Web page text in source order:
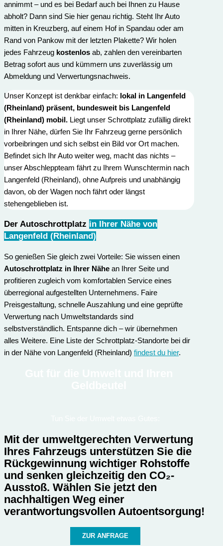
annimmt – und es bei Bedarf auch bei Ihnen zu Hause
abholt? Dann sind Sie hier genau richtig. Steht Ihr Auto
mitten in Kreuzberg, auf einem Hof in Spandau oder am
Rand von Pankow mit der letzten Plakette? Wir holen
jedes Fahrzeug kostenlos ab, zahlen den vereinbarten
Betrag sofort aus und kümmern uns zuverlässig um
Abmeldung und Verwertungs­nachweis.
Unser Konzept ist denkbar einfach: lokal in Langenfeld
(Rheinland) präsent, bundesweit bis Langenfeld
(Rheinland) mobil. Liegt unser Schrottplatz zufällig direkt
in Ihrer Nähe, dürfen Sie Ihr Fahrzeug gerne persönlich
vorbeibringen und sich selbst ein Bild vor Ort machen.
Befindet sich Ihr Auto weiter weg, macht das nichts –
unser Abschleppteam fährt zu Ihrem Wunschtermin nach
Langenfeld (Rheinland), ohne Aufpreis und unabhängig
davon, ob der Wagen noch fährt oder längst
stehengeblieben ist.
Der Autoschrottplatz in Ihrer Nähe von
Langenfeld (Rheinland)
So genießen Sie gleich zwei Vorteile: Sie wissen einen
Autoschrottplatz in Ihrer Nähe an Ihrer Seite und
profitieren zugleich vom komfortablen Service eines
überregional aufgestellten Unternehmens. Faire
Preisgestaltung, schnelle Auszahlung und eine geprüfte
Verwertung nach Umweltstandards sind
selbstverständlich. Entspanne dich – wir übernehmen
alles Weitere. Eine Liste der Schrottplatz-Standorte bei dir
in der Nähe von Langenfeld (Rheinland) findest du hier.
Mit der umweltgerechten Verwertung
Ihres Fahrzeugs unterstützen Sie die
Rückgewinnung wichtiger Rohstoffe
und senken gleichzeitig den CO₂-
Ausstoß. Wählen Sie jetzt den
nachhaltigen Weg einer
verantwortungsvollen Autoentsorgung!
ZUR ANFRAGE